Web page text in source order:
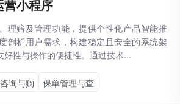
营小程序
理赔及管理功能，提供个性化产品智能推
剖析用户需求，构建稳定且安全的系统架
好性与操作的便捷性。通过技术...
询与购 保单管理与查